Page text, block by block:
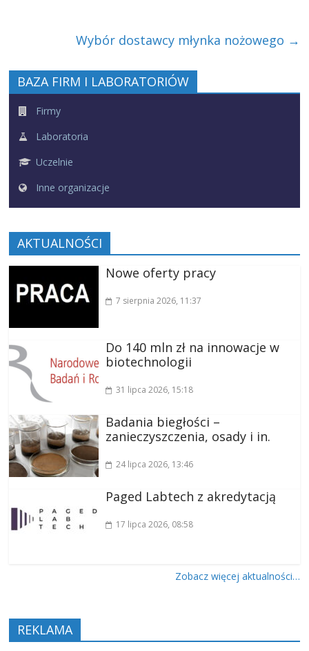
Wybór dostawcy młynka nożowego →
BAZA FIRM I LABORATORIÓW
Firmy
Laboratoria
Uczelnie
Inne organizacje
AKTUALNOŚCI
Nowe oferty pracy
7 sierpnia 2026, 11:37
Do 140 mln zł na innowacje w
biotechnologii
31 lipca 2026, 15:18
Badania biegłości –
zanieczyszczenia, osady i in.
24 lipca 2026, 13:46
Paged Labtech z akredytacją
17 lipca 2026, 08:58
Zobacz więcej aktualności…
REKLAMA